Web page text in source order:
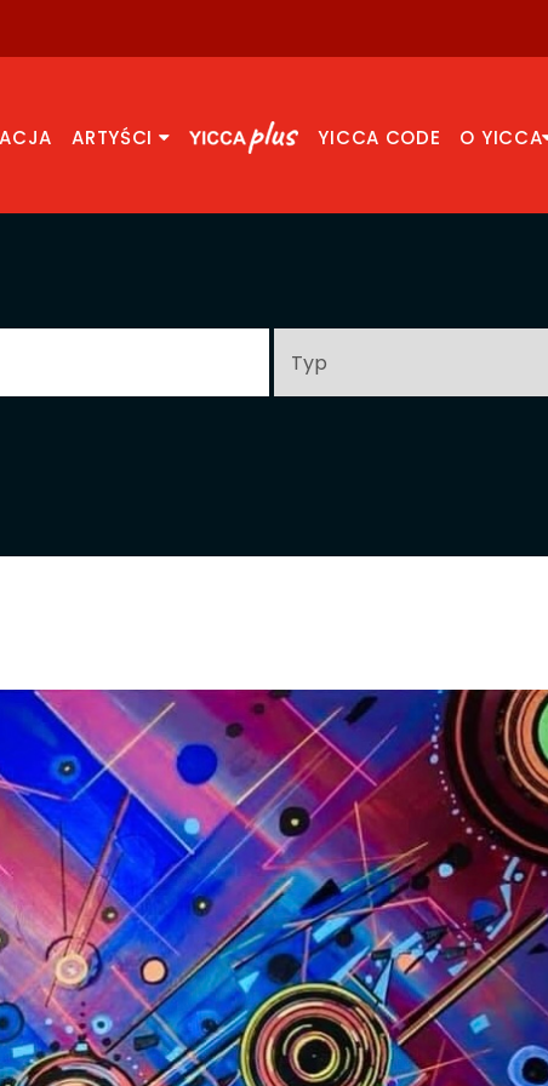
ARTYŚCI YICCA CODE O YICCA